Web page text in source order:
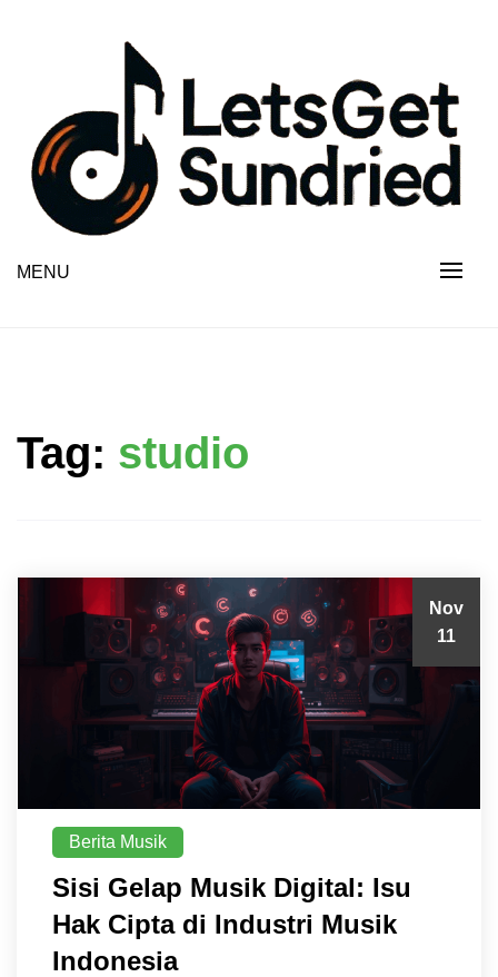
MENU
Tag: studio
Nov
11
Berita Musik
Sisi Gelap Musik Digital: Isu
Hak Cipta di Industri Musik
Indonesia